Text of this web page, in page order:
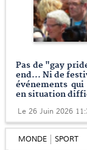
Pas de "gay
end... Ni de
événements
en situation
Le 26 Juin 2026
MONDE SPORT